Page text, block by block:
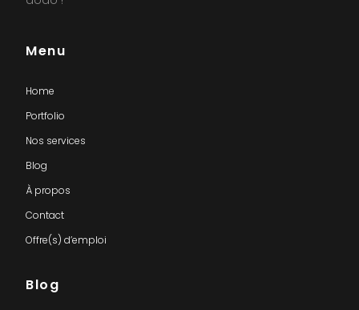
Menu
Home
Portfolio
Nos services
Blog
À propos
Contact
Offre(s) d’emploi
Blog